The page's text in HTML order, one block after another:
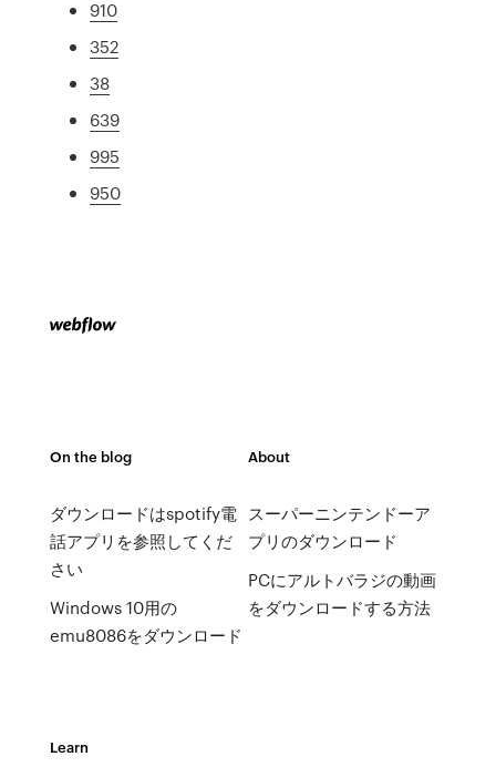
910
352
38
639
995
950
On the blog
ダウンロードはspotify電
話アプリを参照してくだ
さい
Windows 10用の
emu8086をダウンロード
About
スーパーニンテンドーア
プリのダウンロード
PCにアルトバラジの動画
をダウンロードする方法
Learn